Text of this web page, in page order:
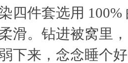
四件套选用
滑。钻进被窝里
下来，念念睡个